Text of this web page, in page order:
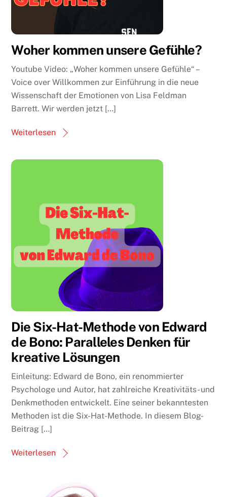
Woher kommen unsere Gefühle?
Youtube Video: „Woher kommen unsere Gefühle“ –
Voice over Willkommen zur Einführung in die neue
Wissenschaft der Emotionen von Lisa Feldman
Barrett. Wir werden jetzt […]
Weiterlesen
Die Six-Hat-Methode von Edward
de Bono: Paralleles Denken für
kreative Lösungen
Einleitung: Edward de Bono, ein renommierter
Psychologe und Autor, hat zahlreiche Kreativitäts- und
Denkmethoden entwickelt. Eine seiner bekanntesten
Methoden ist die Six-Hat-Methode. In diesem Blog-
Beitrag […]
Weiterlesen